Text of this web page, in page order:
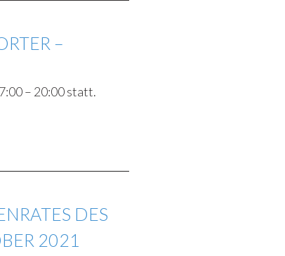
–
– 20:00 statt.
DES
2021